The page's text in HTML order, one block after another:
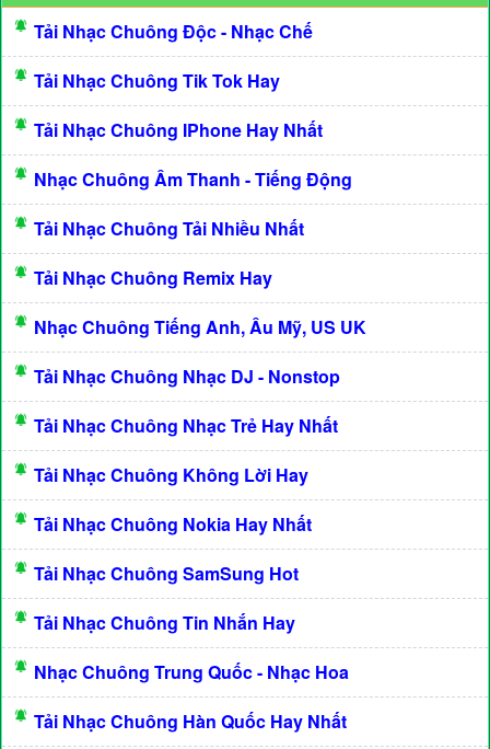
Tải Nhạc Chuông Độc - Nhạc Chế
Tải Nhạc Chuông Tik Tok Hay
Tải Nhạc Chuông IPhone Hay Nhất
Nhạc Chuông Âm Thanh - Tiếng Động
Tải Nhạc Chuông Tải Nhiều Nhất
Tải Nhạc Chuông Remix Hay
Nhạc Chuông Tiếng Anh, Âu Mỹ, US UK
Tải Nhạc Chuông Nhạc DJ - Nonstop
Tải Nhạc Chuông Nhạc Trẻ Hay Nhất
Tải Nhạc Chuông Không Lời Hay
Tải Nhạc Chuông Nokia Hay Nhất
Tải Nhạc Chuông SamSung Hot
Tải Nhạc Chuông Tin Nhắn Hay
Nhạc Chuông Trung Quốc - Nhạc Hoa
Tải Nhạc Chuông Hàn Quốc Hay Nhất